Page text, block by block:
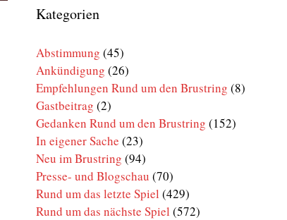
den
Brustring
Kategorien
Abstimmung (45)
Ankündigung (26)
Empfehlungen Rund um den Brustring (8)
Gastbeitrag (2)
Gedanken Rund um den Brustring (152)
In eigener Sache (23)
Neu im Brustring (94)
Presse- und Blogschau (70)
Rund um das letzte Spiel (429)
Rund um das nächste Spiel (572)